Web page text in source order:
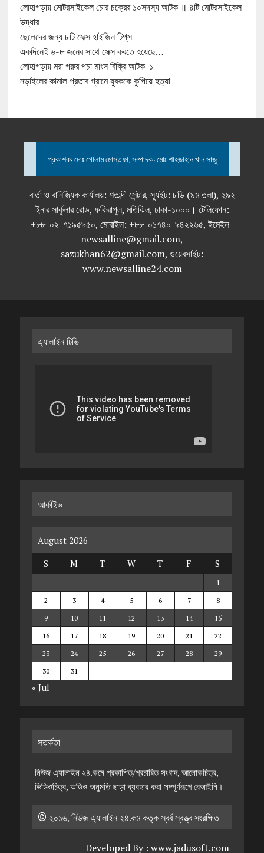
লোহাগড়ায় মোটরসাইকেল চোর চক্রের ১০সদস্য আটক ॥ ৪টি মোটরসাইকেল
উদ্ধার
ছেলেদের জন্য ৮টি সেক্স হাইজিন টিপ্‌স
একদিনেই ৬-৮ জনের সাথে সেক্স করতে হয়েছে…
লোহাগড়ায় মরা গরুর পচা মাংস বিক্রি আটক-১
নড়াইলের কামাল প্রতাব গ্রামে যুবককে কুপিয়ে হত্যা
প্রকাশক: মোঃ গোলাম মোস্তফা, সম্পাদক: মোঃ শাহজাহান খান সাজু
বার্তা ও বানিজ্যিক কার্যালয়: শতাব্দী সেন্টার, স্যুইট: ৮ডি (৯ম তলা), ২৯২
ইনার সার্কুলার রোড, ফকিরাপুল, মতিঝিল, ঢাকা-১০০০। টেলিফোন:
+৮৮-০২-৭১৯৫৯৫০, মোবাইল: +৮৮-০১৭৪০-৯৪২২৬৫, ইমেইল-
newsalline@gmail.com,
sazukhan62@gmail.com, ওয়েবসাইট:
www.newsalline24.com
এ্যালাইন টিভি
আর্কাইভ
August 2026
S
M T W T F S
1
2
3 4 5 6 7
8
9
10 11 12 13 14
15
16
17 18 19 20 21
22
23
24 25 26 27 28
29
30
31
« Jul
সতর্কতা
নিউজ এ্যালাইন ২৪.কমে প্রকাশিত/প্রচারিত সংবাদ, আলোকচিত্র,
ভিডিওচিত্র, অডিও অনুমতি ছাড়া ব্যবহার করা সম্পূর্ণরূপে বেআইনি।
© ২০১৬, নিউজ এ্যালাইন ২৪.কম কতৃক স্বর্ব স্বত্ত্ব সংরক্ষিত
Developed By :www.jadusoft.com